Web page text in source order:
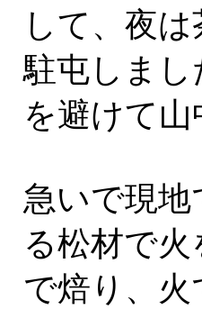
して、夜
駐屯しまし
を避けて
急いで現
る松材で
で焙り、